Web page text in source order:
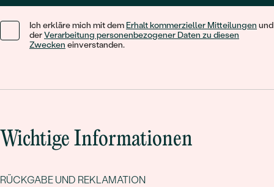
Ich erkläre mich mit dem Erhalt kommerzieller Mitteilungen und
derVerarbeitung personenbezogener Daten zu diesen
Zwecken einverstanden.
Wichtige Informationen
RÜCKGABE UND REKLAMATION